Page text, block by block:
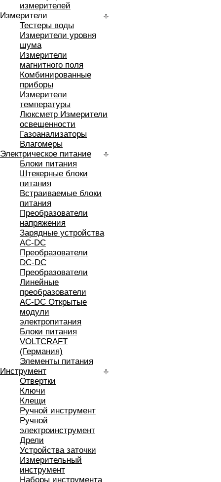
измерителей
Измерители
Тестеры воды
Измерители уровня
шума
Измерители
магнитного поля
Комбинированные
приборы
Измерители
температуры
Люксметр Измерители
освещенности
Газоанализаторы
Влагомеры
Электрическое питание
Блоки питания
Штекерные блоки
питания
Встраиваемые блоки
питания
Преобразователи
напряжения
Зарядные устройства
AC-DC
Преобразователи
DC-DC
Преобразователи
Линейные
преобразователи
AC-DC Открытые
модули
электропитания
Блоки питания
VOLTCRAFT
(Германия)
Элементы питания
Инструмент
Отвертки
Ключи
Клещи
Ручной инструмент
Ручной
электроинструмент
Дрели
Устройства заточки
Измерительный
инструмент
Наборы инструмента